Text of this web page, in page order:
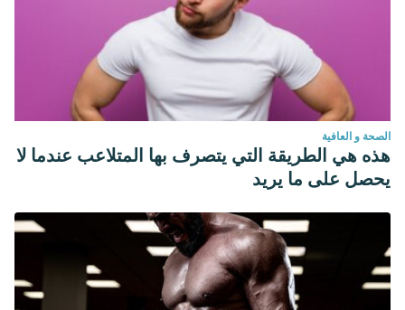
الصحة و العافية
هذه هي الطريقة التي يتصرف بها المتلاعب عندما لا
يحصل على ما يريد